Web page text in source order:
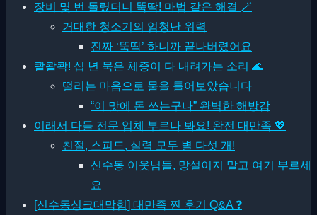
장비 몇 번 돌렸더니 뚝딱! 마법 같은 해결 🪄
거대한 청소기의 엄청난 위력
진짜 ‘뚝딱’ 하니까 끝나버렸어요
콸콸콱! 십 년 묵은 체증이 다 내려가는 소리 🌊
떨리는 마음으로 물을 틀어보았습니다
“이 맛에 돈 쓰는구나” 완벽한 해방감
이래서 다들 전문 업체 부르나 봐요! 완전 대만족 💖
친절, 스피드, 실력 모두 별 다섯 개!
신수동 이웃님들, 망설이지 말고 여기 부르세
요
[신수동싱크대막힘] 대만족 찐 후기 Q&A ❓